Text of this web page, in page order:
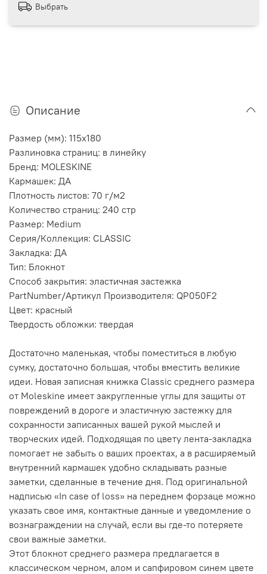
Выбрать
Описание
Размер (мм): 115x180
Разлиновка страниц: в линейку
Бренд: MOLESKINE
Кармашек: ДА
Плотность листов: 70 г/м2
Количество страниц: 240 стр
Размер: Medium
Серия/Коллекция: CLASSIC
Закладка: ДА
Тип: Блокнот
Способ закрытия: эластичная застежка
PartNumber/Артикул Производителя: QP050F2
Цвет: красный
Твердость обложки: твердая
Достаточно маленькая, чтобы поместиться в любую
сумку, достаточно большая, чтобы вместить великие
идеи. Новая записная книжка Classic среднего размера
от Moleskine имеет закругленные углы для защиты от
повреждений в дороге и эластичную застежку для
сохранности записанных вашей рукой мыслей и
творческих идей. Подходящая по цвету лента-закладка
помогает не забыть о ваших проектах, а в расширяемый
внутренний кармашек удобно складывать разные
заметки, сделанные в течение дня. Под оригинальной
надписью «In case of loss» на переднем форзаце можно
указать свое имя, контактные данные и уведомление о
вознаграждении на случай, если вы где-то потеряете
свои важные заметки.
Этот блокнот среднего размера предлагается в
классическом черном, алом и сапфировом синем цвете